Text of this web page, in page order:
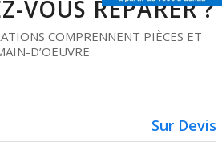
VOUS RÉPARER ?
COMPRENNENT PIÈCES ET
D’OEUVRE
Sur Devis